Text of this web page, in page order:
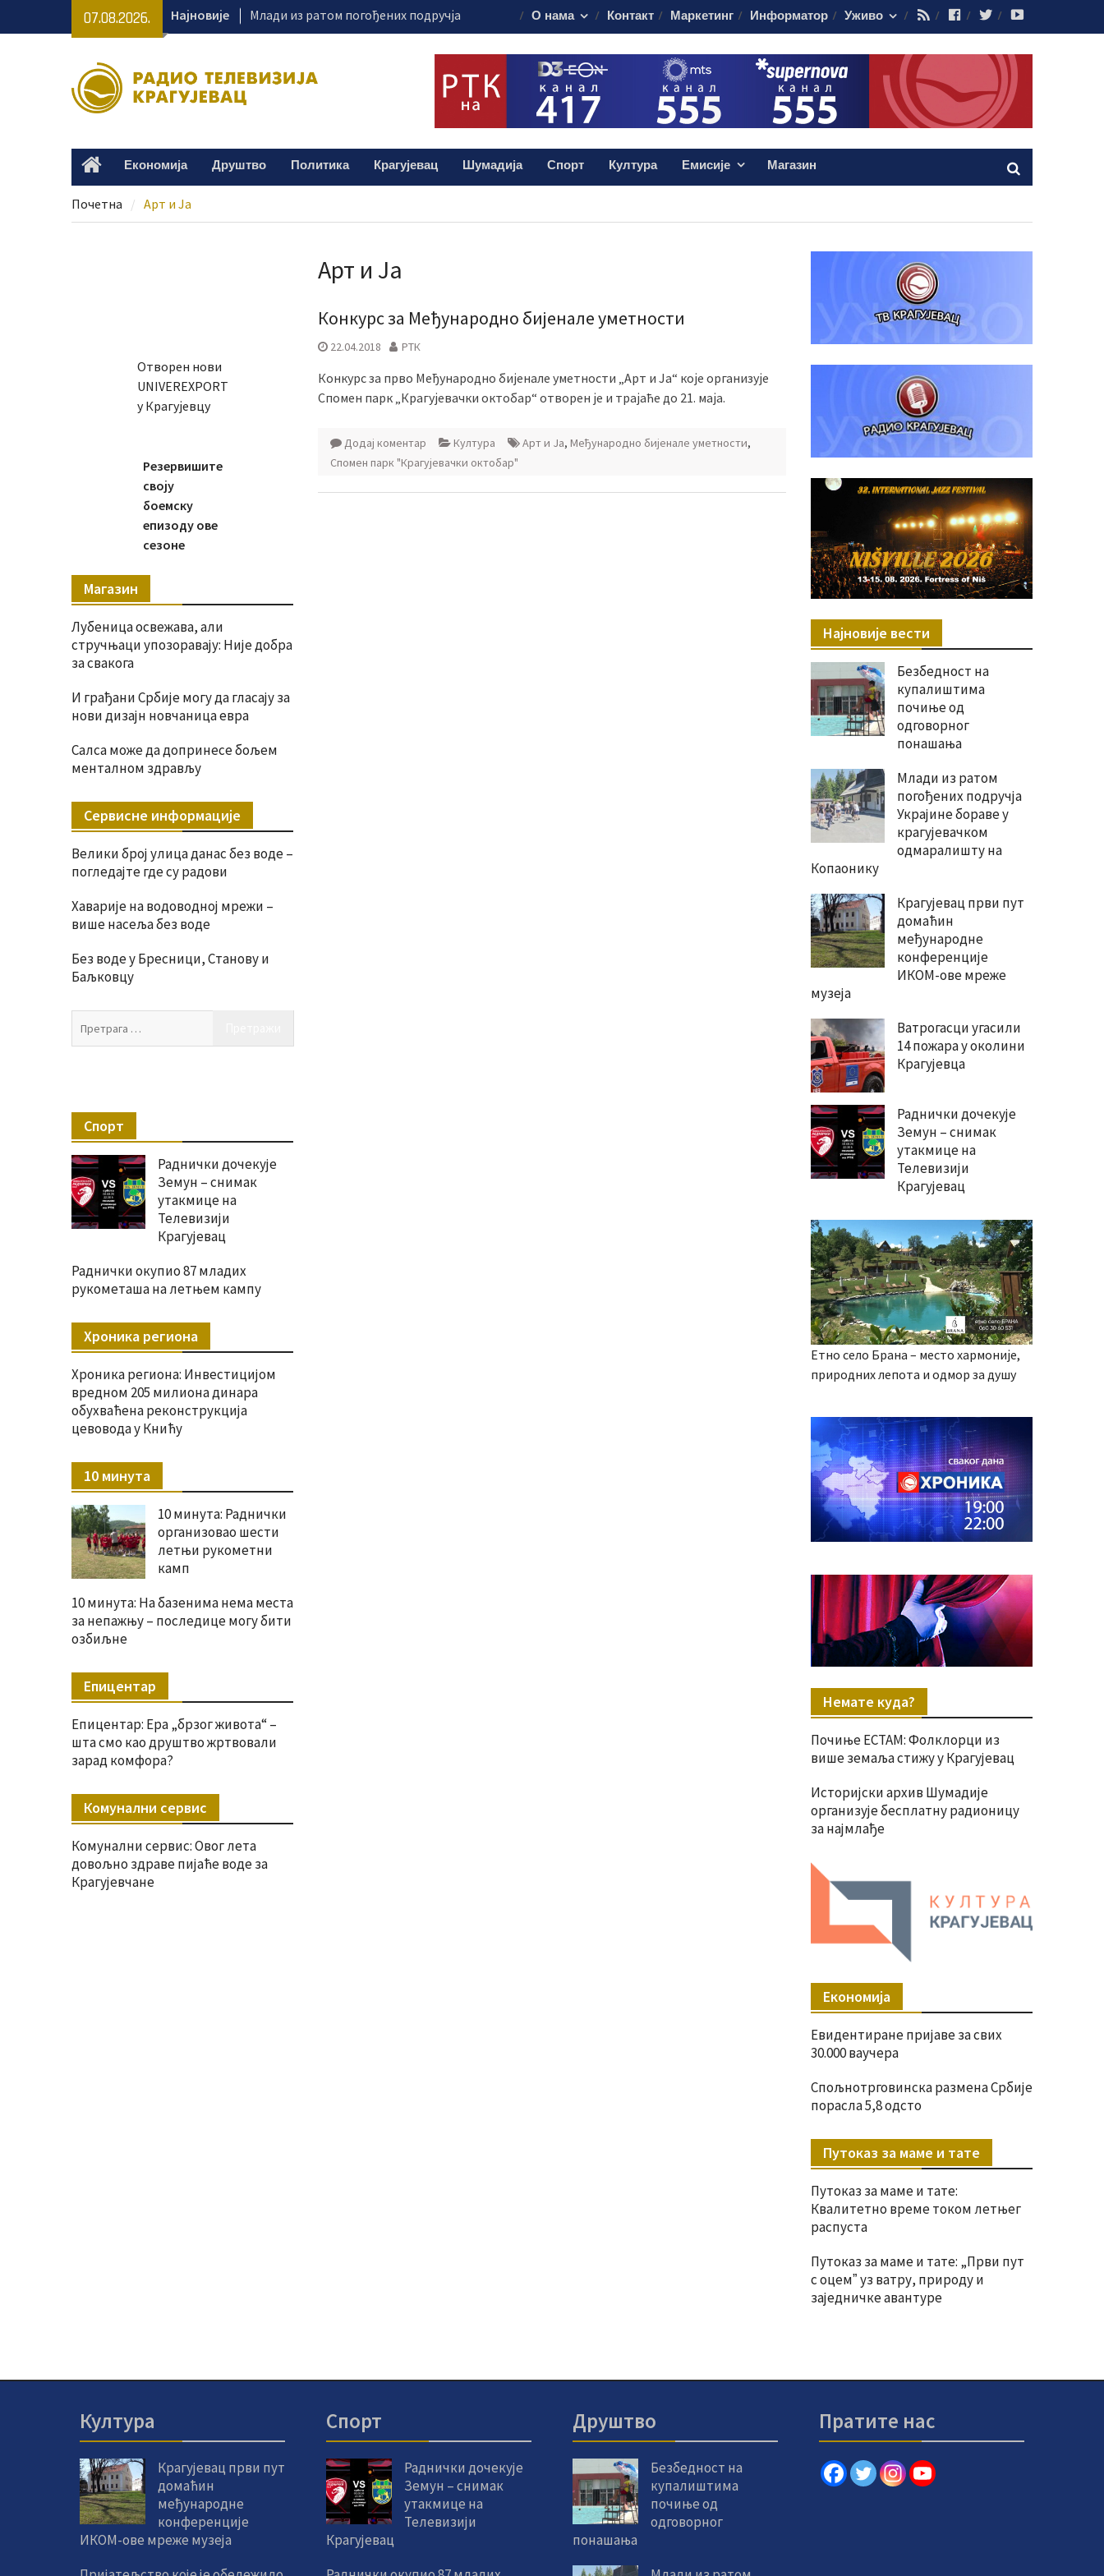
07.08.2026. Најновије
Млади из ратом погођених подручја
Украјине бораве у крагујевачком
Крагујевац први пут домаћин
међународне конференције ИКОМ-
Ватрогасци угасили 14 пожара у
околини Крагујевца
Безбедност на купалиштима почиње
О нама Контакт Маркетинг Информатор Уживо RSS FacebookTwitter
HomeЕкономија Друштво Политика Крагујевац Шумадија Спорт Култура Емисије Магазин
Почетна Арт и Ја
Арт и Ја
Конкурс за Међународно бијенале уметности
22.04.2018 РТК
Конкурс за прво Међународно бијенале уметности „Арт и Ја“ којe организује
Спомен парк „Крагујевачки октобар“ отворен је и трајаће до 21. маја.
Додај коментар Култура Арт и Ја, Међународно бијенале уметности,
Спомен парк "Крагујевачки октобар"
Најновије вести
Безбедност на
купалиштима
почиње од
одговорног
понашања
Млади из ратом
погођених подручја
Украјине бораве у
крагујевачком
одмаралишту на
Копаонику
Крагујевац први пут
домаћин
међународне
конференције
ИКОМ-ове мреже
музеја
Ватрогасци угасили
14 пожара у околини
Крагујевца
Раднички дочекује
Земун – снимак
утакмице на
Телевизији
Крагујевац
Етно село Брана – место хармоније,
природних лепота и одмор за душу
Немате куда?
Почиње ЕСТАМ: Фолклорци из
више земаља стижу у Крагујевац
Историјски архив Шумадије
организује бесплатну радионицу
за најмлађе
Економија
Евидентиране пријаве за свих
30.000 ваучера
Спољнотрговинска размена Србије
порасла 5,8 одсто
Путоказ за маме и тате
Путоказ за маме и тате:
Квалитетно време током летњег
распуста
Путоказ за маме и тате: „Први пут
с оцемˮ уз ватру, природу и
заједничке авантуре
Отворен нови
UNIVEREXPORT
у Крагујевцу
Резервишите
своју
боемску
епизоду ове
сезоне
Магазин
Лубеница освежава, али
стручњаци упозоравају: Није добра
за свакога
И грађани Србије могу да гласају за
нови дизајн новчаница евра
Салса може да допринесе бољем
менталном здрављу
Сервисне информације
Велики број улица данас без воде –
погледајте где су радови
Хаварије на водоводној мрежи –
више насеља без воде
Без воде у Бресници, Станову и
Баљковцу
Спорт
Раднички дочекује
Земун – снимак
утакмице на
Телевизији
Крагујевац
Раднички окупио 87 младих
рукометаша на летњем кампу
Хроника региона
Хроника региона: Инвестицијом
вредном 205 милиона динара
обухваћена реконструкција
цевовода у Книћу
10 минута
10 минута: Раднички
организовао шести
летњи рукометни
камп
10 минута: На базенима нема места
за непажњу – последице могу бити
озбиљне
Епицентар
Епицентар: Ера „брзог живота“ –
шта смо као друштво жртвовали
зарад комфора?
Комунални сервис
Комунални сервис: Овог лета
довољно здраве пијаће воде за
Крагујевчане
Култура
Крагујевац први пут
домаћин
међународне
конференције
ИКОМ-ове мреже музеја
Спорт
Раднички дочекује
Земун – снимак
утакмице на
Телевизији
Крагујевац
Друштво
Безбедност на
купалиштима
почиње од
одговорног
понашања
Пратите нас